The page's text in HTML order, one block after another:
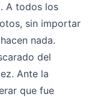
A todos los
sin importar
nada.
del
Ante la
que fue